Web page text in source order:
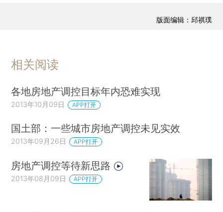
版面编辑：邱祺璞
相关阅读
各地房地产调控目标年内恐难实现
2013年10月09日 APP打开
国土部：一些城市房地产调控未见实效
2013年09月26日 APP打开
房地产调控等待新思路
2013年08月09日 APP打开